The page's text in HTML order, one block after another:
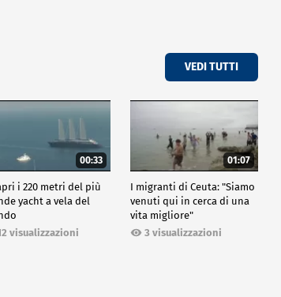
VEDI TUTTI
00:33
i 220 metri del più
yacht a vela del
visualizzazioni
01:07
I migranti di Ceuta: "Siamo
venuti qui in cerca di una
vita migliore"
3 visualizzazioni